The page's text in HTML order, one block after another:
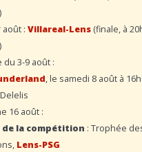
août : Villareal-Lens (finale, à
du 3-9 août :
, le samedi 8 août à
16 août :
de la compétition : Trophée
Lens-PSG